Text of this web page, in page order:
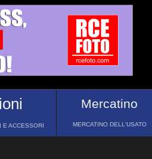
E ACCESSORI
Mercatino
MERCATINO DELL'USATO